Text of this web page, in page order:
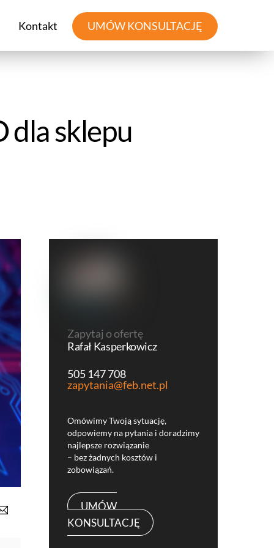
Kontakt UMÓW KONSULTACJĘ
dla sklepu
Zapytaj o ofertę
Rafał Kasperkowicz
505 147 708
zapytania@feb.net.pl
Omówimy Twoją sytuację,
odpowiemy na pytania i doradzimy
najlepsze rozwiązanie
– bez żadnych kosztów i
zobowiązań.
UMÓW
KONSULTACJĘ